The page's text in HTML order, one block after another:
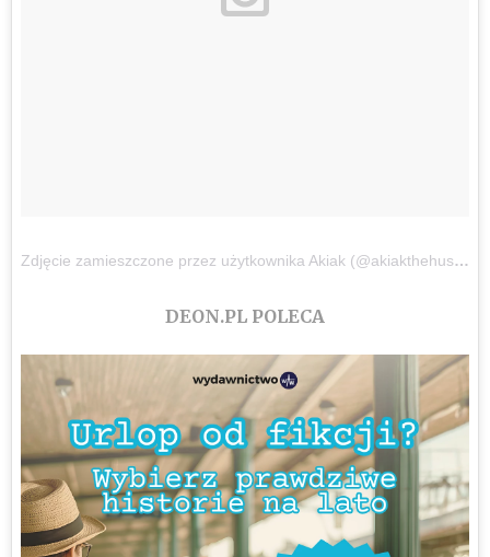
Zdjęcie zamieszczone przez użytkownika Akiak (@akiakthehusky)
DEON.PL POLECA